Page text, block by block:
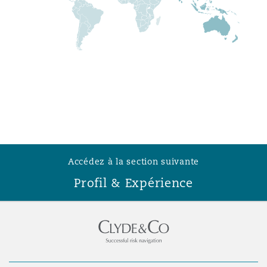
Accédez à la section suivante
Profil & Expérience